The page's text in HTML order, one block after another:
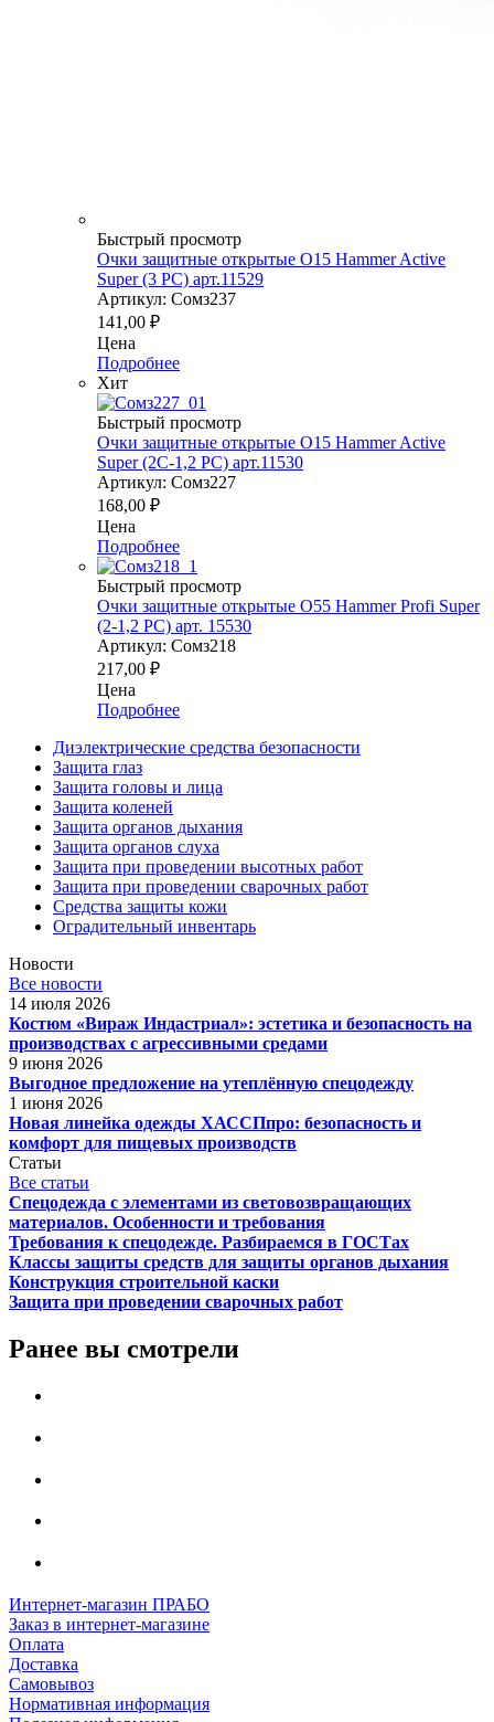
Быстрый просмотр
Очки защитные открытые О15 Hammer Active
Super (3 PC) арт.11529
Артикул: Сомз237
141,00 ₽
Цена
Подробнее
Хит
Быстрый просмотр
Очки защитные открытые О15 Hammer Active
Super (2С-1,2 PC) арт.11530
Артикул: Сомз227
168,00 ₽
Цена
Подробнее
Быстрый просмотр
Очки защитные открытые О55 Hammer Profi Super
(2-1,2 PC) арт. 15530
Артикул: Сомз218
217,00 ₽
Цена
Подробнее
Диэлектрические средства безопасности
Защита глаз
Защита головы и лица
Защита коленей
Защита органов дыхания
Защита органов слуха
Защита при проведении высотных работ
Защита при проведении сварочных работ
Средства защиты кожи
Оградительный инвентарь
Новости
Все новости
14 июля 2026
Костюм «Вираж Индастриал»: эстетика и безопасность на
производствах с агрессивными средами
9 июня 2026
Выгодное предложение на утеплённую спецодежду
1 июня 2026
Новая линейка одежды ХАССПпро: безопасность и
комфорт для пищевых производств
Статьи
Все статьи
Спецодежда с элементами из световозвращающих
материалов. Особенности и требования
Требования к спецодежде. Разбираемся в ГОСТах
Классы защиты средств для защиты органов дыхания
Конструкция строительной каски
Защита при проведении сварочных работ
Ранее вы смотрели
Интернет-магазин ПРАБО
Заказ в интернет-магазине
Оплата
Доставка
Самовывоз
Нормативная информация